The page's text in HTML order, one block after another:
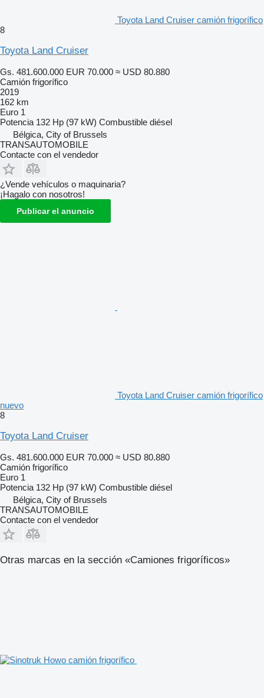
Toyota Land Cruiser camión frigorífico
8
Toyota Land Cruiser
Gs. 481.600.000 EUR 70.000 ≈ USD 80.880
Camión frigorífico
2019
162 km
Euro 1
Potencia 132 Hp (97 kW) Combustible diésel
Bélgica, City of Brussels
TRANSAUTOMOBILE
Contacte con el vendedor
¿Vende vehículos o maquinaria?
¡Hagalo con nosotros!
Publicar el anuncio
Toyota Land Cruiser camión frigorífico
nuevo
8
Toyota Land Cruiser
Gs. 481.600.000 EUR 70.000 ≈ USD 80.880
Camión frigorífico
Euro 1
Potencia 132 Hp (97 kW) Combustible diésel
Bélgica, City of Brussels
TRANSAUTOMOBILE
Contacte con el vendedor
Otras marcas en la sección «Camiones frigoríficos»